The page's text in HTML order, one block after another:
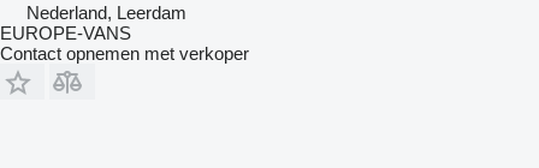
Nederland, Leerdam
EUROPE-VANS
Contact opnemen met verkoper